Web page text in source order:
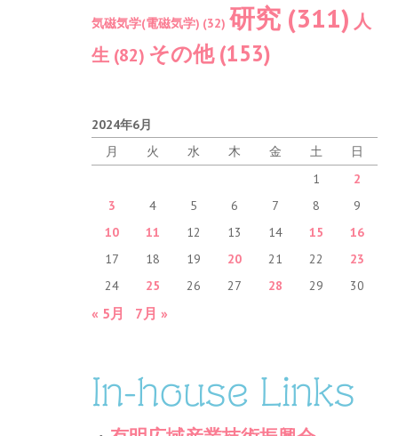
気磁気学(電磁気学) (32) 研究 (311) 人
生 (82) その他(153)
2024年6月
月
火 水 木 金 土
日
1
2
3
4 5 6 7 8
9
10
11 12 13 14 15
16
17
18 19 20 21 22
23
24
25 26 27 28 29 30
« 5月 7月 »
In-house Links